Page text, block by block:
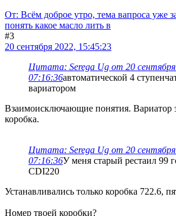
От: Всём доброе утро, тема вапроса уже
понять какое масло лить в
#3
20 сентября 2022, 15:45:23
Цитата: Serega Ug от 20 сентября
07:16:36автоматической 4
вариатором
Взаимоисключающие понятия. Вариатор
коробка.
Цитата: Serega Ug от 20 сентября
07:16:36У меня старый рестаил 99
CDI220
Устанавливались только коробка 722.6,
Номер твоей коробки?